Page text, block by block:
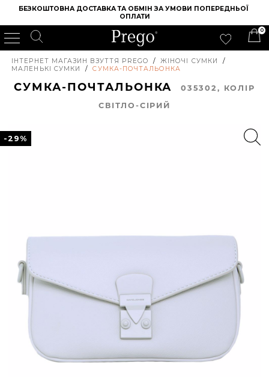
БЕЗКОШТОВНА ДОСТАВКА ТА ОБМІН ЗА УМОВИ ПОПЕРЕДНЬОЇ
ОПЛАТИ
0
ІНТЕРНЕТ МАГАЗИН ВЗУТТЯ PREGO / ЖІНОЧІ СУМКИ
/
МАЛЕНЬКІ СУМКИ
/ СУМКА-ПОЧТАЛЬОНКА
СУМКА-ПОЧТАЛЬОНКА
035302, КОЛIР
СВІТЛО-СІРИЙ
-29%